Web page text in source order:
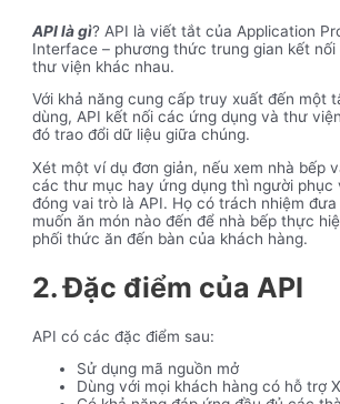
API là gì? API là viết tắt của Application
Interface – phương thức trung gian kết
thư viện khác nhau.
Với khả năng cung cấp truy xuất đến một
dùng, API kết nối các ứng dụng và thư
đó trao đổi dữ liệu giữa chúng.
Xét một ví dụ đơn giản, nếu xem nhà bếp
các thư mục hay ứng dụng thì người phục
đóng vai trò là API. Họ có trách nhiệm
muốn ăn món nào đến để nhà bếp thực
phối thức ăn đến bàn của khách hàng.
2. Đặc điểm của API
API có các đặc điểm sau:
Sử dụng mã nguồn mở
Dùng với mọi khách hàng có hỗ trợ